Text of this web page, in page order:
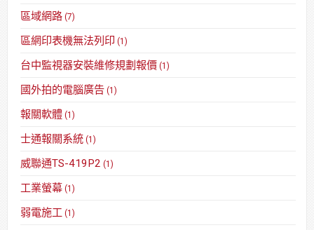
區域網路 (7)
區網印表機無法列印 (1)
台中監視器安裝維修規劃報價 (1)
國外拍的電腦廣告 (1)
報關軟體 (1)
士通報關系統 (1)
威聯通TS-419P2 (1)
工業螢幕 (1)
弱電施工 (1)